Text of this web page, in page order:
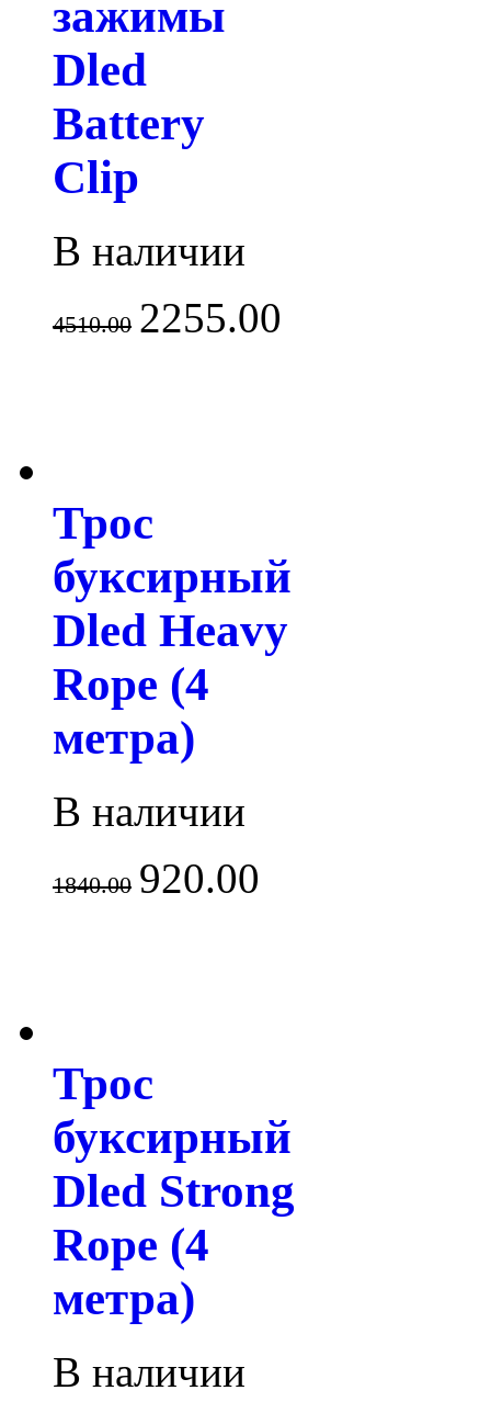
зажимы
Dled
Battery
Clip
В наличии
4510.00 2255.00
Трос
буксирный
Dled Heavy
Rope (4
метра)
В наличии
1840.00 920.00
Трос
буксирный
Dled Strong
Rope (4
метра)
В наличии